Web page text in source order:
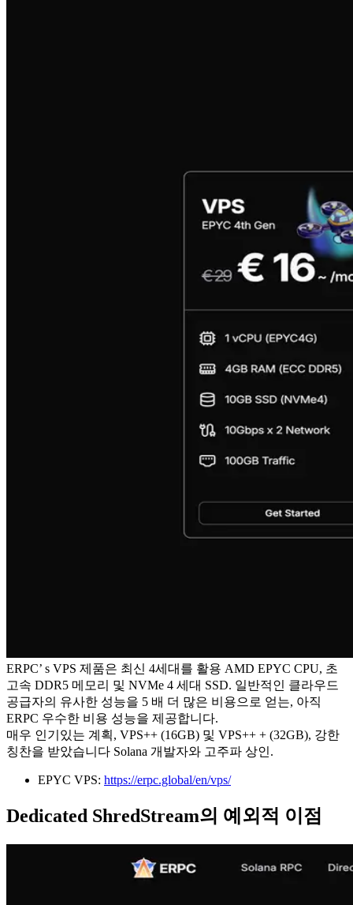
ERPC’ s VPS 제품은 최신 4세대를 활용 AMD EPYC CPU, 초
고속 DDR5 메모리 및 NVMe 4 세대 SSD. 일반적인 클라우드
공급자의 유사한 성능을 5 배 더 많은 비용으로 얻는, 아직
ERPC 우수한 비용 성능을 제공합니다.
매우 인기있는 계획, VPS++ (16GB) 및 VPS++ + (32GB), 강한
칭찬을 받았습니다 Solana 개발자와 고주파 상인.
EPYC VPS: https://erpc.global/en/vps/
Dedicated ShredStream의 예외적 이점